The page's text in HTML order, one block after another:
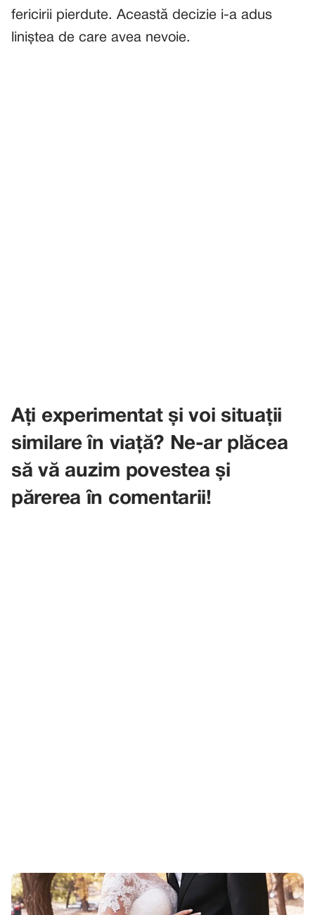
fericirii pierdute. Această decizie i-a adus
liniștea de care avea nevoie.
Ați experimentat și voi situații
similare în viață? Ne-ar plăcea
să vă auzim povestea și
părerea în comentarii!